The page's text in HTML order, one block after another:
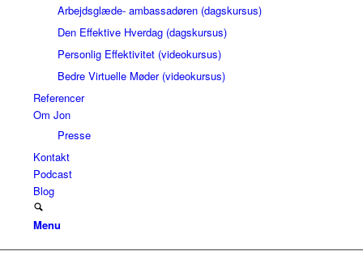
Arbejdsglæde- ambassadøren (dagskursus)
Den Effektive Hverdag (dagskursus)
Personlig Effektivitet (videokursus)
Bedre Virtuelle Møder (videokursus)
Referencer
Om Jon
Presse
Kontakt
Podcast
Blog
Menu